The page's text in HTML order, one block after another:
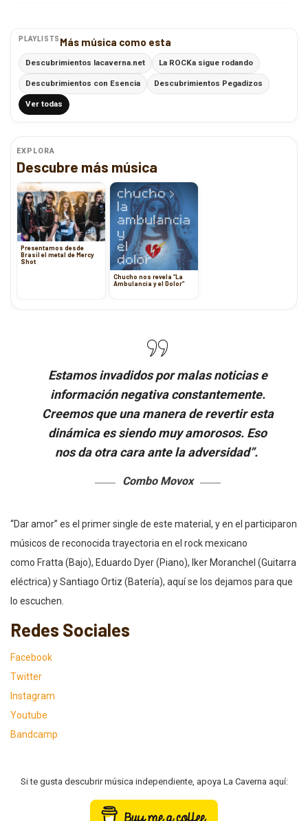
PLAYLISTS Más música como esta
Descubrimientos lacaverna.net La ROCKa sigue rodando
Descubrimientos con Esencia Descubrimientos Pegadizos
Ver todas
EXPLORA
Descubre más música
Presentamos desde
Brasil el metal de Mercy
Shot
Chucho nos revela ”La
Ambulancia y el Dolor”
Estamos invadidos por malas noticias e
información negativa constantemente.
Creemos que una manera de revertir esta
dinámica es siendo muy amorosos. Eso
nos da otra cara ante la adversidad”.
Combo Movox
“Dar amor” es el primer single de este material, y en el participaron
músicos de reconocida trayectoria en el rock mexicano
como Fratta (Bajo), Eduardo Dyer (Piano), Iker Moranchel (Guitarra
eléctrica) y Santiago Ortiz (Batería), aquí se los dejamos para que
lo escuchen.
Redes Sociales
Facebook
Twitter
Instagram
Youtube
Bandcamp
Si te gusta descubrir música independiente, apoya La Caverna aquí: